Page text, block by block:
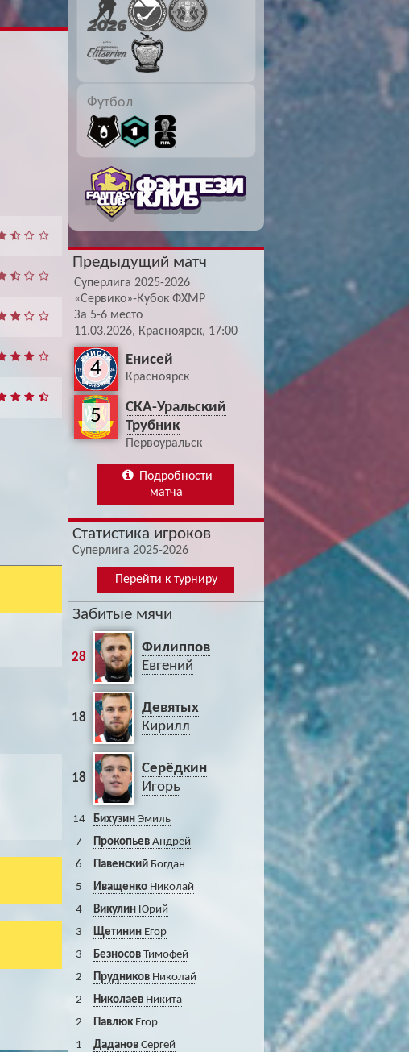
Футбол — ЛЧ
Хоккей — КХЛ
Буч: блог болельщика
Hound: блог болельщика
Футбол
Предыдущий матч
Суперлига 2025-2026
«Сервико»-Кубок ФХМР
За 5-6 место
11.03.2026, Красноярск, 17:00
4 Енисей
Красноярск
5
СКА-Уральский
Трубник
Первоуральск
Подробности
матча
Статистика игроков
Суперлига 2025-2026
Перейти к турниру
Забитые мячи
28
Филиппов
Евгений
18
Девятых
Кирилл
18
Серёдкин
Игорь
14 БихузинЭмиль
7
ПрокопьевАндрей
6
ПавенскийБогдан
5
ИващенкоНиколай
4
ВикулинЮрий
3
ЩетининЕгор
3
БезносовТимофей
2
ПрудниковНиколай
2
НиколаевНикита
2
ПавлюкЕгор
1
ДадановСергей